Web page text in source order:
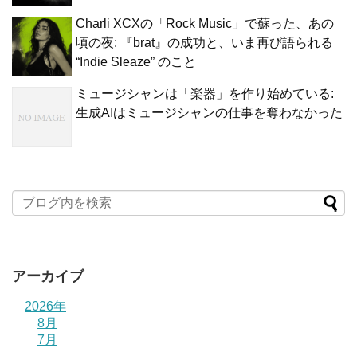
Charli XCXの「Rock Music」で蘇った、あの
頃の夜: 『brat』の成功と、いま再び語られる
“Indie Sleaze” のこと
ミュージシャンは「楽器」を作り始めている:
生成AIはミュージシャンの仕事を奪わなかった
アーカイブ
2026年
8月
7月